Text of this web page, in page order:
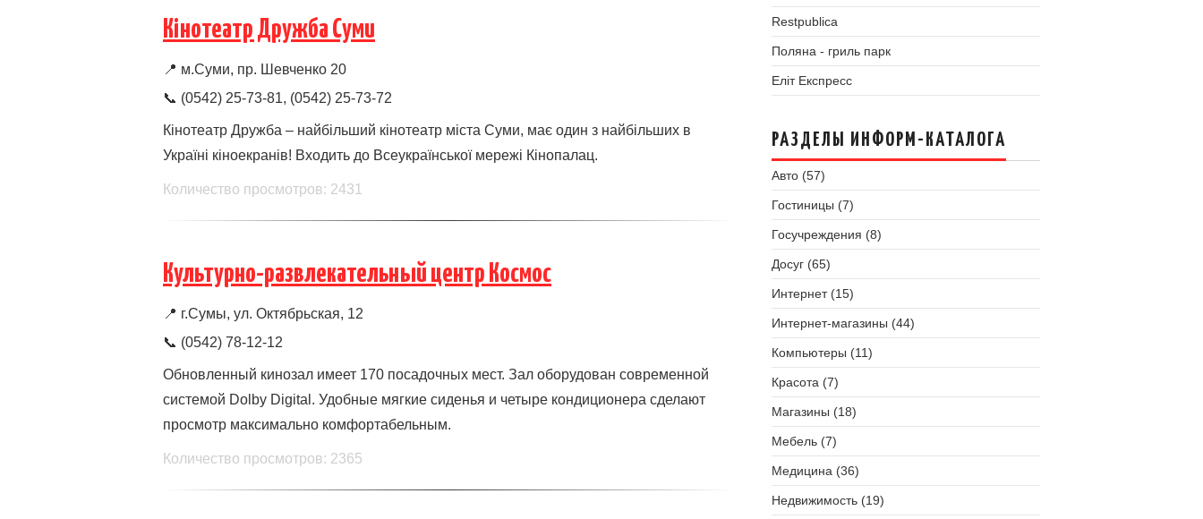
Кінотеатр Дружба Суми
📍 м.Суми, пр. Шевченко 20
📞 (0542) 25-73-81, (0542) 25-73-72
Кінотеатр Дружба – найбільший кінотеатр міста Суми, має один з найбільших в
Україні кіноекранів! Входить до Всеукраїнської мережі Кінопалац.
Количество просмотров: 2431
Культурно-развлекательный центр Космос
📍 г.Сумы, ул. Октябрьская, 12
📞 (0542) 78-12-12
Обновленный кинозал имеет 170 посадочных мест. Зал оборудован современной
системой Dolby Digital. Удобные мягкие сиденья и четыре кондиционера сделают
просмотр максимально комфортабельным.
Количество просмотров: 2365
Restpublica
Поляна - гриль парк
Еліт Експресс
РАЗДЕЛЫ ИНФОРМ-КАТАЛОГА
Авто (57)
Гостиницы (7)
Госучреждения (8)
Досуг (65)
Интернет (15)
Интернет-магазины (44)
Компьютеры (11)
Красота (7)
Магазины (18)
Мебель (7)
Медицина (36)
Недвижимость (19)